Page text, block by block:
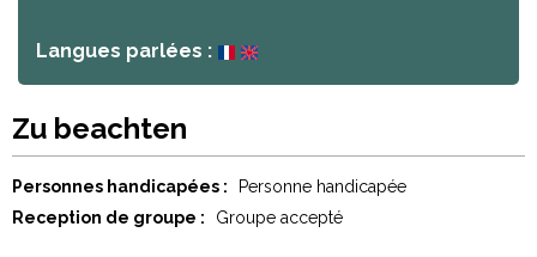
Langues parlées :
Zu beachten
Personnes handicapées :
Personne handicapée
Reception de groupe :
Groupe accepté